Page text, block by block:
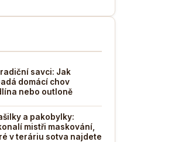
savci: Jak
domácí chov
nebo outloně
a pakobylky:
mistři maskování,
v teráriu sotva najdete